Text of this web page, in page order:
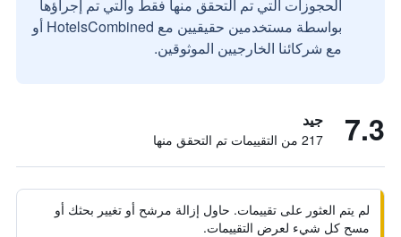
الحجوزات التي تم التحقق منها فقط والتي تم إجراؤها
بواسطة مستخدمين حقيقيين مع HotelsCombined أو
مع شركائنا الخارجيين الموثوقين.
7.3 جيد
217 من التقييمات تم التحقق منها
لم يتم العثور على تقييمات. حاول إزالة مرشح أو تغيير بحثك أو
مسح كل شيء لعرض التقييمات.